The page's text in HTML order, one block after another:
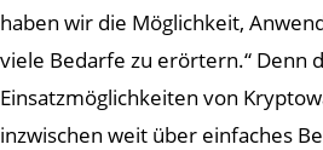
haben wir die Möglichkeit,
viele Bedarfe zu erörtern.“ Denn
Einsatzmöglichkeiten von
inzwischen weit über einfaches